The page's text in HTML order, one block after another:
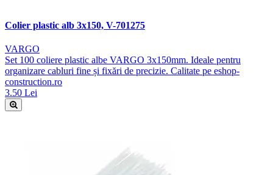
Colier plastic alb 3x150, V-701275
VARGO
Set 100 coliere plastic albe VARGO 3x150mm. Ideale pentru
organizare cabluri fine și fixări de precizie. Calitate pe eshop-
construction.ro
3.50 Lei